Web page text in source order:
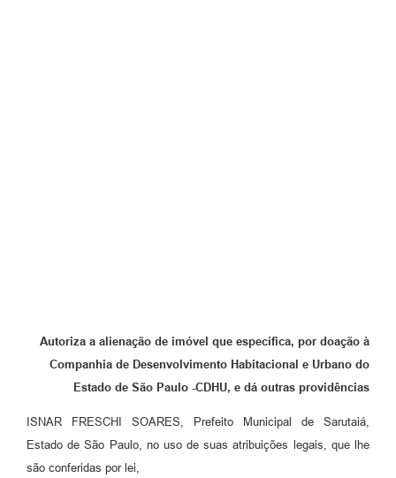
Autoriza a alienação de imóvel que específica, por doação à
Companhia de Desenvolvimento Habitacional e Urbano do
Estado de São Paulo -CDHU, e dá outras providências
ISNAR FRESCHI SOARES, Prefeito Municipal de Sarutaiá,
Estado de São Paulo, no uso de suas atribuições legais, que lhe
são conferidas por lei,